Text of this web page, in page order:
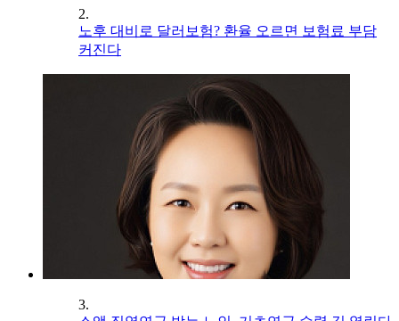
2.
노후 대비로 달러보험? 환율 오르면 보험료 부담
커진다
3.